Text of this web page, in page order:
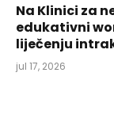
Na Klinici za
edukativni
liječenju
jul 17, 2026